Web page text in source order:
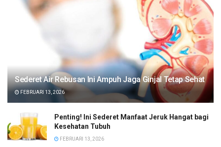
Sederet Air Rebusan Ini Ampuh Jaga Ginjal Tetap Sehat
FEBRUARI 13, 2026
Penting! Ini Sederet Manfaat Jeruk Hangat bagi
Kesehatan Tubuh
FEBRUARI 13, 2026